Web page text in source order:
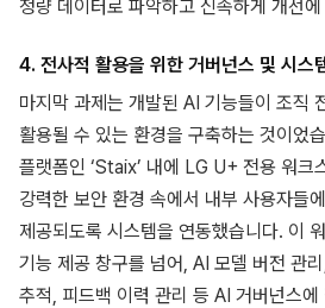
정량 데이터로 파악하고 신속하게 개선
4. 전사적 활용을 위한 거버넌스 및 시스
마지막 과제는 개발된 AI 기능들이 조직
활용될 수 있는 환경을 구축하는 것이었
플랫폼인 ‘Staix’ 내에 LG U+ 전용 워크
강력한 보안 환경 속에서 내부 사용자들
제공되도록 시스템을 연동했습니다. 이
기능 제공 창구를 넘어, AI 모델 버전 관
추적, 피드백 이력 관리 등 AI 거버넌스에